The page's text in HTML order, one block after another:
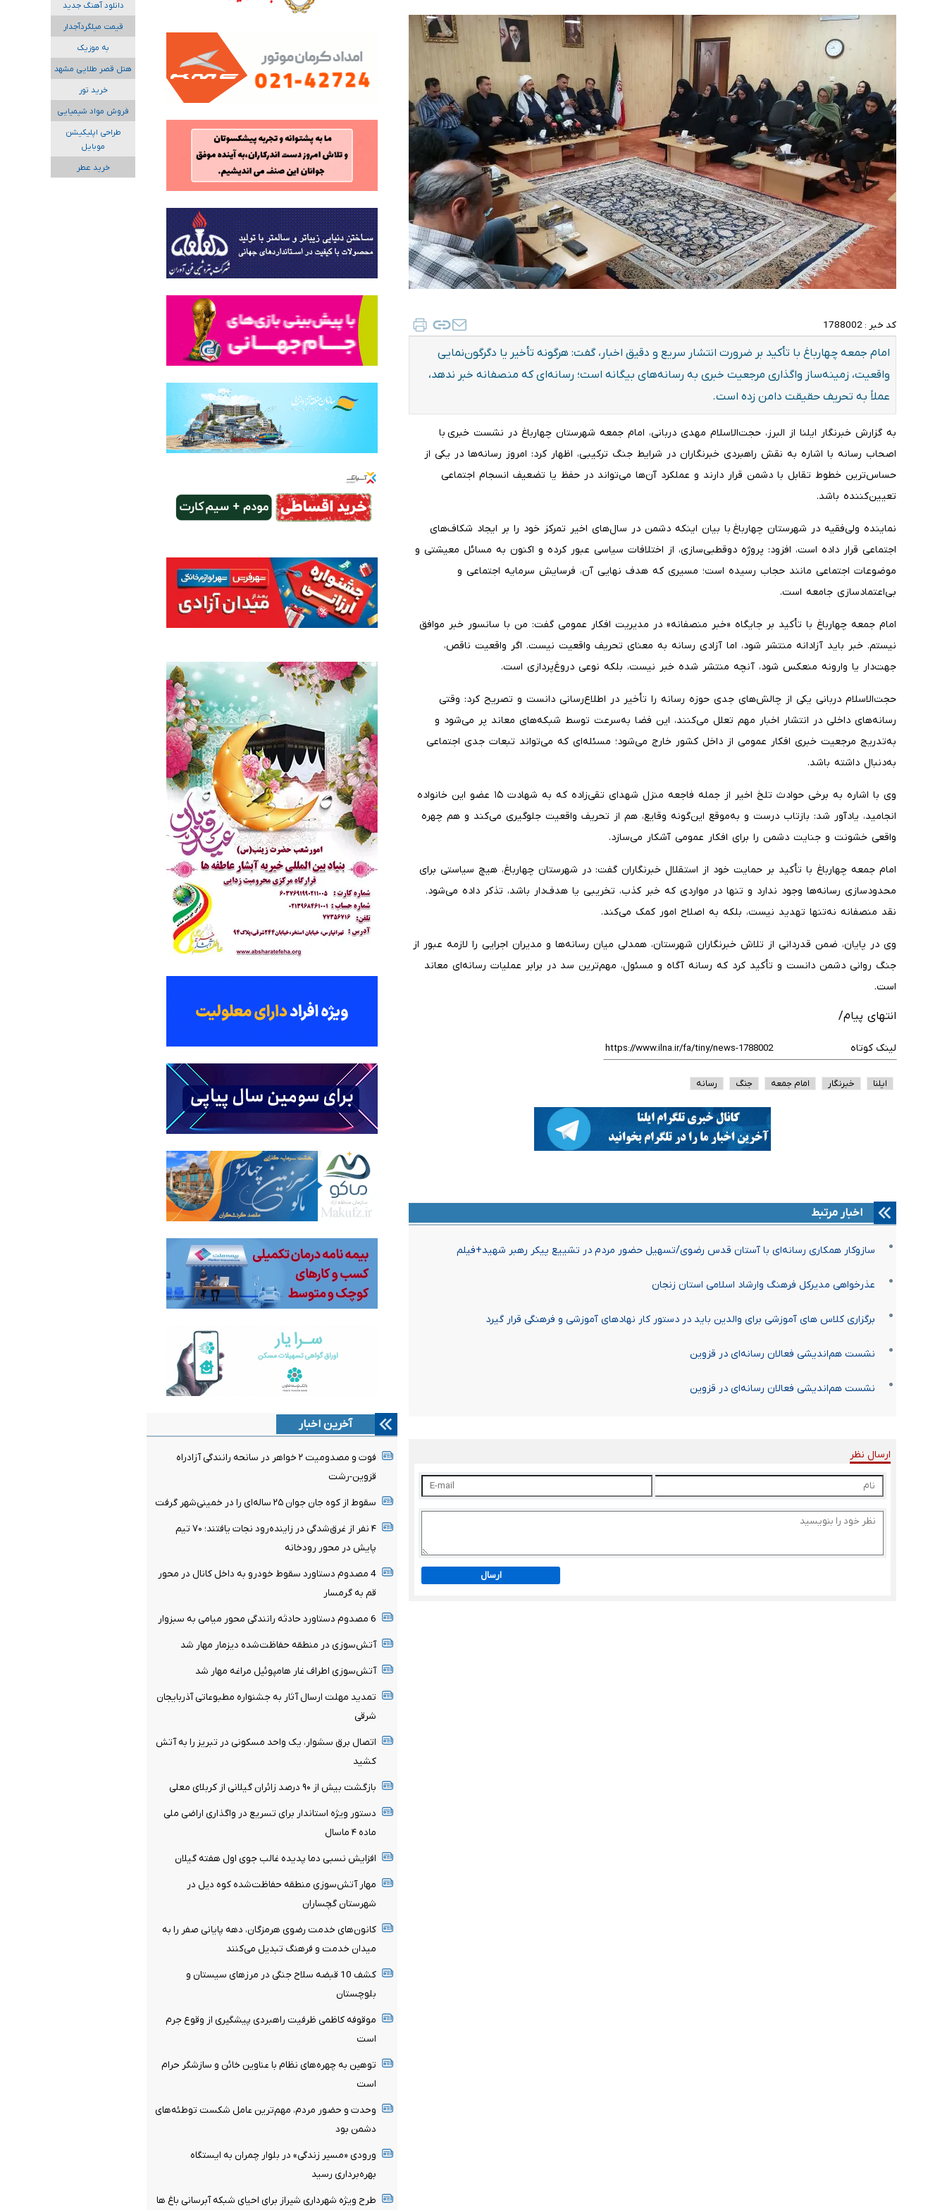
کد خبر : 1788002
امام جمعه چهارباغ با تأکید بر ضرورت انتشار سریع و دقیق اخبار، گفت: هرگونه تأخیر یا دگرگون‌نمایی
واقعیت، زمینه‌ساز واگذاری مرجعیت خبری به رسانه‌های بیگانه است؛ رسانه‌ای که منصفانه خبر ندهد،
عملاً به تحریف حقیقت دامن زده است.
به گزارش خبرنگار ایلنا از البرز، حجت‌الاسلام مهدی دربانی، امام جمعه شهرستان چهارباغ در نشست خبری با
اصحاب رسانه با اشاره به نقش راهبردی خبرنگاران در شرایط جنگ ترکیبی، اظهار کرد: امروز رسانه‌ها در یکی از
حساس‌ترین خطوط تقابل با دشمن قرار دارند و عملکرد آن‌ها می‌تواند در حفظ یا تضعیف انسجام اجتماعی
تعیین‌کننده باشد.
نماینده ولی‌فقیه در شهرستان چهارباغ با بیان اینکه دشمن در سال‌های اخیر تمرکز خود را بر ایجاد شکاف‌های
اجتماعی قرار داده است، افزود: پروژه دوقطبی‌سازی، از اختلافات سیاسی عبور کرده و اکنون به مسائل معیشتی و
موضوعات اجتماعی مانند حجاب رسیده است؛ مسیری که هدف نهایی آن، فرسایش سرمایه اجتماعی و
بی‌اعتمادسازی جامعه است.
امام جمعه چهارباغ با تأکید بر جایگاه «خبر منصفانه» در مدیریت افکار عمومی گفت: من با سانسور خبر موافق
نیستم. خبر باید آزادانه منتشر شود، اما آزادی رسانه به معنای تحریف واقعیت نیست. اگر واقعیت ناقص،
جهت‌دار یا وارونه منعکس شود، آنچه منتشر شده خبر نیست، بلکه نوعی دروغ‌پردازی است.
حجت‌الاسلام دربانی یکی از چالش‌های جدی حوزه رسانه را تأخیر در اطلاع‌رسانی دانست و تصریح کرد: وقتی
رسانه‌های داخلی در انتشار اخبار مهم تعلل می‌کنند، این فضا به‌سرعت توسط شبکه‌های معاند پر می‌شود و
به‌تدریج مرجعیت خبری افکار عمومی از داخل کشور خارج می‌شود؛ مسئله‌ای که می‌تواند تبعات جدی اجتماعی
به‌دنبال داشته باشد.
وی با اشاره به برخی حوادث تلخ اخیر از جمله فاجعه منزل شهدای تقی‌زاده که به شهادت ۱۵ عضو‌ این خانواده
انجامید، یادآور شد: بازتاب درست و به‌موقع این‌گونه وقایع، هم از تحریف واقعیت جلوگیری می‌کند و هم چهره
واقعی خشونت و جنایت دشمن را برای افکار عمومی آشکار می‌سازد.
امام جمعه چهارباغ با تأکید بر حمایت خود از استقلال خبرنگاران گفت: در شهرستان چهارباغ، هیچ سیاستی برای
محدودسازی رسانه‌ها وجود ندارد و تنها در مواردی که خبر کذب، تخریبی یا هدف‌دار باشد، تذکر داده می‌شود.
نقد منصفانه نه‌تنها تهدید نیست، بلکه به اصلاح امور کمک می‌کند.
وی در پایان، ضمن قدردانی از تلاش خبرنگاران شهرستان، همدلی میان رسانه‌ها و مدیران اجرایی را لازمه عبور از
جنگ روانی دشمن دانست و تأکید کرد که رسانه آگاه و مسئول، مهم‌ترین سد در برابر عملیات رسانه‌ای معاند
است.
انتهای پیام/
لینک کوتاه
ایلنا خبرنگار امام جمعه جنگ رسانه
اخبار مرتبط
سازوکار همکاری رسانه‌‌ای با آستان قدس رضوی/تسهیل حضور مردم در تشییع پیکر رهبر شهید+فیلم
عذرخواهی مدیرکل فرهنگ وارشاد اسلامی استان زنجان
برگزاری کلاس های آموزشی برای والدین باید در دستور کار نهادهای آموزشی و فرهنگی قرار گیرد
نشست هم‌اندیشی فعالان رسانه‌ای در قزوین
نشست هم‌اندیشی فعالان رسانه‌ای در قزوین
ارسال نظر
ارسال
آخرین اخبار
فوت و مصدومیت ۲ خواهر در سانحه رانندگی آزادراه
قزوین-رشت
سقوط از کوه جان جوان ۲۵ ساله‌ای را در خمینی‌شهر گرفت
۴ نفر از غرق‌شدگی در زاینده‌رود نجات یافتند؛ ۷۰ تیم
پایش در محور رودخانه
4 مصدوم دستاورد سقوط خودرو به داخل کانال در محور
قم به گرمسار
6 مصدوم دستاورد حادثه رانندگی محور میامی به سبزوار
آتش‌سوزی در منطقه حفاظت‌شده دیزمار مهار شد
آتش‌سوزی اطراف غار هامپوئیل مراغه مهار شد
تمدید مهلت ارسال آثار به جشنواره مطبوعاتی آذربایجان
شرقی
اتصال برق سشوار، یک واحد مسکونی در تبریز را به آتش
کشید
بازگشت بیش از ۹۰ درصد زائران گیلانی از کربلای معلی
دستور ویژه استاندار برای تسریع در واگذاری اراضی ملی
ماده ۴ ماسال
افزایش نسبی دما پدیده غالب جوی اول هفته گیلان
مهار آتش‌سوزی منطقه حفاظت‌شده کوه دیل در
شهرستان گچساران
کانون‌های خدمت رضوی هرمزگان، دهه پایانی صفر را به
میدان خدمت و فرهنگ تبدیل می‌کنند
کشف 10 قبضه سلاح جنگی در مرزهای سیستان و
بلوچستان
موقوفه کاظمی ظرفیت راهبردی پیشگیری از وقوع جرم
است
توهین به چهره‌های نظام با عناوین خائن و سازشگر حرام
است
وحدت و حضور مردم، مهم‌ترین عامل شکست توطئه‌های
دشمن بود
ورودی «مسیر زندگی» در بلوار چمران به ایستگاه
بهره‌برداری رسید
طرح ویژه شهرداری شیراز برای احیای شبکه آبرسانی باغ ها
دانلود آهنگ جدید
قیمت میلگردآجدار
به موزیک
هتل قصر طلایی مشهد
خرید تور
فروش مواد شیمیایی
طراحی اپلیکیشن
موبایل
خرید عطر